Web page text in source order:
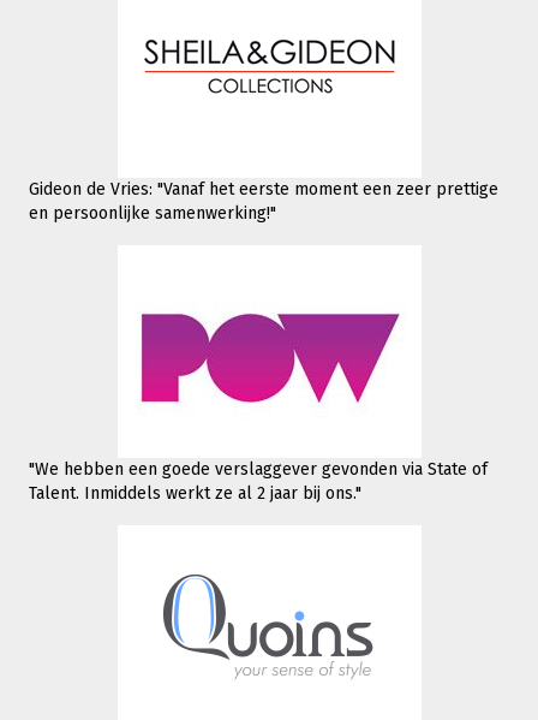
Gideon de Vries: "Vanaf het eerste moment een zeer prettige
en persoonlijke samenwerking!"
"We hebben een goede verslaggever gevonden via State of
Talent. Inmiddels werktze al 2 jaar bij ons."